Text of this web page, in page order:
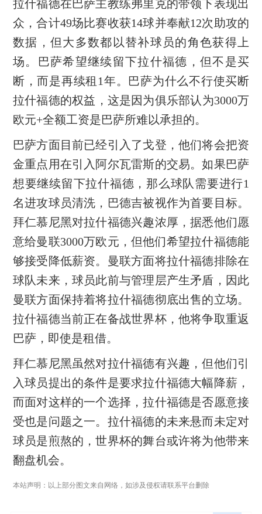
拉什福德在巴萨主教练弗里克的带领下表现出
众，合计49场比赛收获14球并奉献12次助攻的
数据，但大多数都以替补球员的角色获得上
场。巴萨希望继续留下拉什福德，但不是买
断，而是再续租1年。巴萨为什么不行使买断
拉什福德的权益，这是因为俱乐部认为3000万
欧元+全额工资是巴萨所难以承担的。
巴萨方面目前已经引入了戈登，他们将会把资
金重点用在引入阿尔瓦雷斯的交易。如果巴萨
想要继续留下拉什福德，那么球队需要进行1
名进攻球员清洗，巴德吉被视作为首要目标。
拜仁慕尼黑对拉什福德兴趣浓厚，据悉他们愿
意给曼联3000万欧元，但他们希望拉什福德能
够接受降低薪资。曼联方面将拉什福德排除在
球队未来，球员此前与管理层产生矛盾，因此
曼联方面保持着将拉什福德彻底出售的立场。
拉什福德当前正在备战世界杯，他将争取重返
巴萨，即使是租借。
拜仁慕尼黑虽然对拉什福德有兴趣，但他们引
入球员提出的条件是要求拉什福德大幅降薪，
而面对这样的一个选择，拉什福德是否愿意接
受也是问题之一。拉什福德的未来悬而未定对
球员是煎熬的，世界杯的舞台或许将为他带来
翻盘机会。
本站声明：以上部分图文来自网络，如涉及侵权请联系平台删除